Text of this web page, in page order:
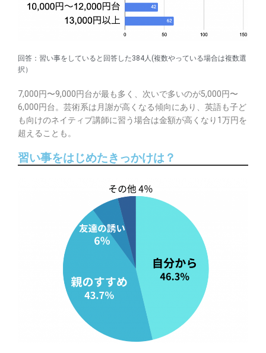
回答：習い事をしていると回答した384人(複数やっている場合は複数選
択）
7,000円〜9,000円台が最も多く、次いで多いのが5,000円〜
6,000円台。芸術系は月謝が高くなる傾向にあり、英語も子ど
も向けのネイティブ講師に習う場合は金額が高くなり1万円を
超えることも。
習い事をはじめたきっかけは？